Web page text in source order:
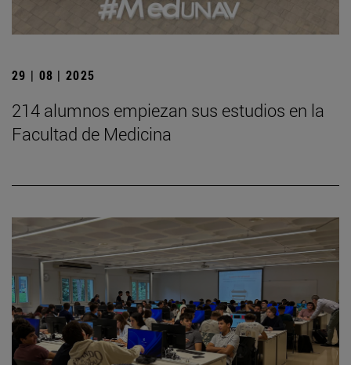
29 | 08 | 2025
214 alumnos empiezan sus estudios en la
Facultad de Medicina